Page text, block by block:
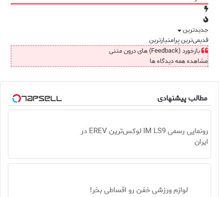
جدیدترین
قدیمی‌ترینپرامتیازترین
بازخورد (Feedback) های درون متنی
مشاهده همه دیدگاه ها
مطالب پیشنهادی
رونمایی رسمی IM LS9 لوکس‌ترین EREV در
ایران
لوازم ورزشی خفن رو اقساطی بخر!